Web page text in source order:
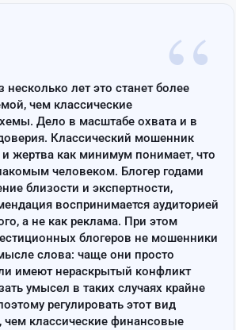
“
несколько лет это станет более
чем классические
Дело в масштабе охвата и в
Классический мошенник
и жертва как минимум понимает, что
человеком. Блогер годами
близости и экспертности,
воспринимается аудиторией
а не как реклама. При этом
блогеров не мошенники
слова: чаще они просто
имеют нераскрытый конфликт
умысел в таких случаях крайне
регулировать этот вид
чем классические финансовые